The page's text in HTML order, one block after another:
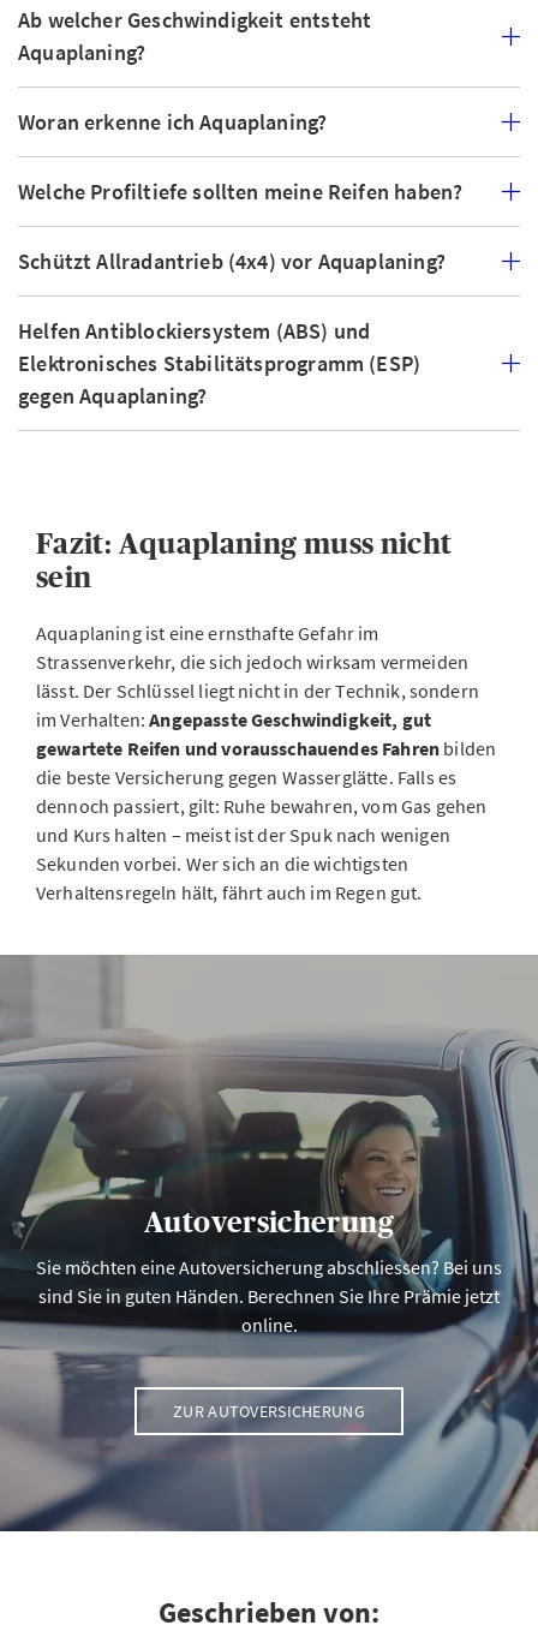
Ab welcher Geschwindigkeit entsteht
Aquaplaning?
Woran erkenne ich Aquaplaning?
Welche Profiltiefe sollten meine Reifen haben?
Schützt Allradantrieb (4x4) vor Aquaplaning?
Helfen Antiblockiersystem (ABS) und
Elektronisches Stabilitätsprogramm (ESP)
gegen Aquaplaning?
Fazit: Aquaplaning muss nicht
sein
Aquaplaning ist eine ernsthafte Gefahr im
Strassenverkehr, die sich jedoch wirksam vermeiden
lässt. Der Schlüssel liegt nicht in der Technik, sondern
im Verhalten:Angepasste Geschwindigkeit, gut
gewartete Reifen und vorausschauendes Fahren bilden
die beste Versicherung gegen Wasserglätte. Falls es
dennoch passiert, gilt: Ruhe bewahren, vom Gas gehen
und Kurs halten – meist ist der Spuk nach wenigen
Sekunden vorbei. Wer sich an die wichtigsten
Verhaltensregeln hält, fährt auch im Regen gut.
Autoversicherung
Sie möchten eine Autoversicherung abschliessen? Bei uns
sind Sie in guten Händen. Berechnen Sie Ihre Prämie jetzt
online.
ZUR AUTOVERSICHERUNG
Geschrieben von: